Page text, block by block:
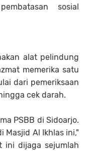
sosial
alat pelindung
memerika satu
dari pemeriksaan
cek darah.
PSBB di Sidoarjo.
Masjid Al Ikhlas ini,"
ini dijaga sejumlah